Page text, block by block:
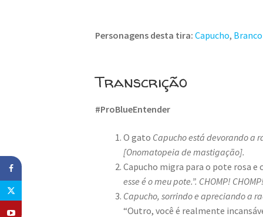
Personagens desta tira: Capucho, Branco
Transcrição
#ProBlueEntender
O gato Capucho está devorando a
[Onomatopeia de mastigação].
Capucho migra para o pote rosa
esse é o meu pote.”. CHOMP!
Capucho, sorrindo e apreciando a
“Outro, você é realmente